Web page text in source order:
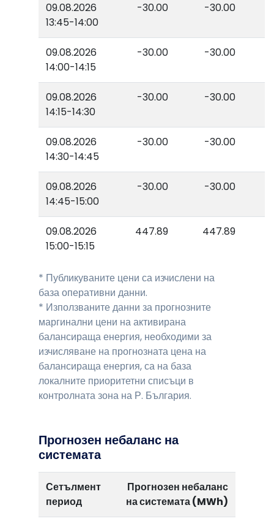
09.08.2026
13:45-14:00
-30.00 -30.00
09.08.2026
14:00-14:15
-30.00 -30.00
09.08.2026
14:15-14:30
-30.00 -30.00
09.08.2026
14:30-14:45
-30.00 -30.00
09.08.2026
14:45-15:00
-30.00 -30.00
09.08.2026
15:00-15:15
447.89 447.89
* Публикуваните цени са изчислени на
база оперативни данни.
* Използваните данни за прогнозните
маргинални цени на активирана
балансираща енергия, необходими за
изчисляване на прогнозната цена на
балансираща енергия, са на база
локалните приоритетни списъци в
контролната зона на Р. България.
Прогнозен небаланс на
системата
Сетълмент
период
Прогнозен небаланс
на системата (MWh)